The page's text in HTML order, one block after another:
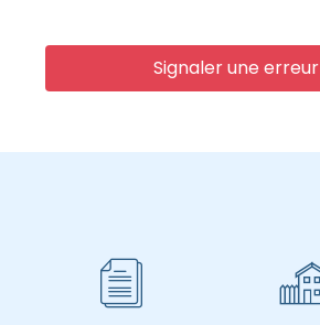
Signaler une erreur